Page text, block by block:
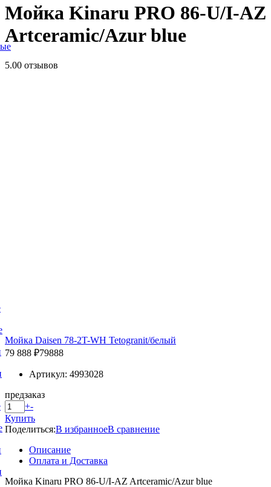
Мойка Kinaru PRO 86-U/I-AZ
Artceramic/Azur blue
5.00 отзывов
Мойка Daisen 78-2T-WH Tetogranit/белый
79 888 ₽79888
Артикул: 4993028
предзаказ
+-
Купить
Поделиться:В избранноеВ сравнение
Описание
Оплата и Доставка
Мойка Kinaru PRO 86-U/I-AZ Artceramic/Azur blue